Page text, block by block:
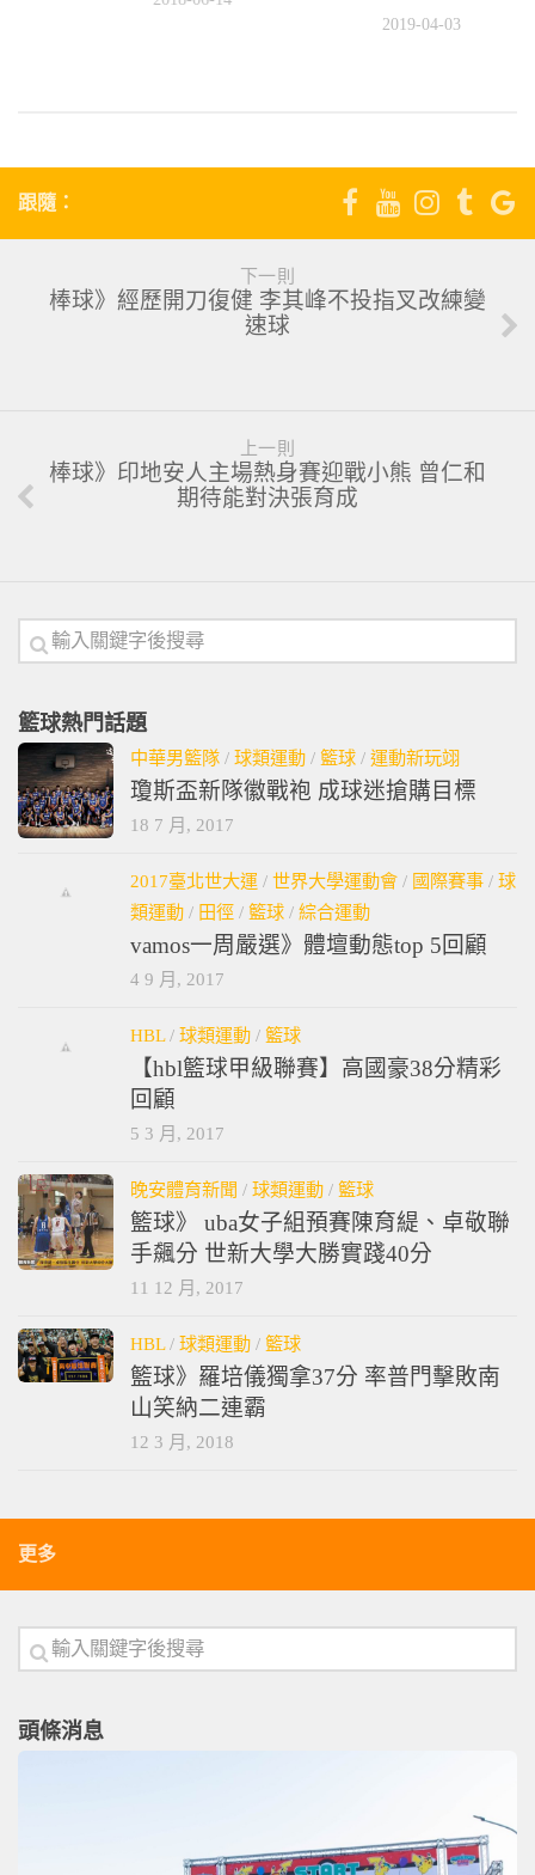
2019-04-03
跟隨：
下一則
棒球》經歷開刀復健 李其峰不投指叉改練變
速球
上一則
棒球》印地安人主場熱身賽迎戰小熊 曾仁和
期待能對決張育成
籃球熱門話題
中華男籃隊 / 球類運動 / 籃球 / 運動新玩翊
瓊斯盃新隊徽戰袍 成球迷搶購目標
18 7 月, 2017
2017臺北世大運 / 世界大學運動會 / 國際賽事 / 球
類運動 / 田徑 / 籃球 / 綜合運動
vamos一周嚴選》體壇動態top 5回顧
4 9 月, 2017
HBL/ 球類運動 / 籃球
【hbl籃球甲級聯賽】高國豪38分精彩
回顧
5 3 月, 2017
晚安體育新聞 / 球類運動 / 籃球
籃球》 uba女子組預賽陳育緹、卓敬聯
手飆分 世新大學大勝實踐40分
11 12 月, 2017
HBL/ 球類運動 / 籃球
籃球》羅培儀獨拿37分 率普門擊敗南
山笑納二連霸
12 3 月, 2018
更多
頭條消息